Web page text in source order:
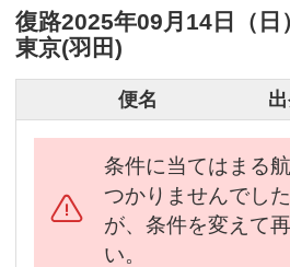
復路2025年09月14日（日
東京(羽田)
便名
条件に当てはまる
つかりませんでし
が、条件を変えて
い。